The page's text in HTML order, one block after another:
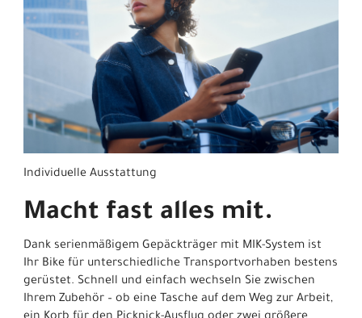
Individuelle Ausstattung
Macht fast alles mit.
Dank serienmäßigem Gepäckträger mit MIK-System ist
Ihr Bike für unterschiedliche Transportvorhaben bestens
gerüstet. Schnell und einfach wechseln Sie zwischen
Ihrem Zubehör – ob eine Tasche auf dem Weg zur Arbeit,